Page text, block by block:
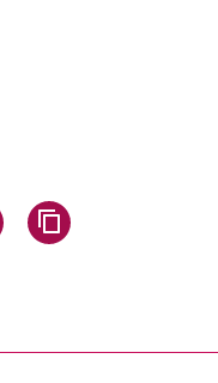
teilen
WhatsApp teilen
Seite über Facebook